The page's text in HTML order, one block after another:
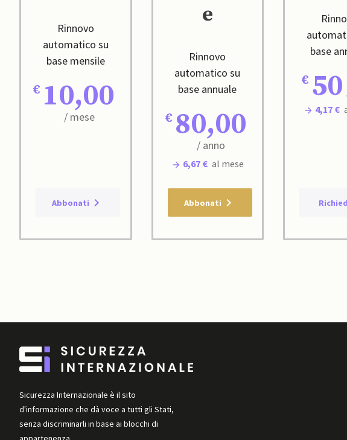
Rinnovo
automatico su
base mensile
10,00
/ mese
Abbonati
e
Rinnovo
automatico su
base annuale
80,00
/ anno
6,67 € al mese
Abbonati
base
50
4,17 €
Sicurezza Internazionale è il sito
d'informazione che dà voce a tutti gli Stati,
senza discriminarli in base ai blocchi di